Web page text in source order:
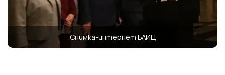
Снимка-интернет БЛИЦ